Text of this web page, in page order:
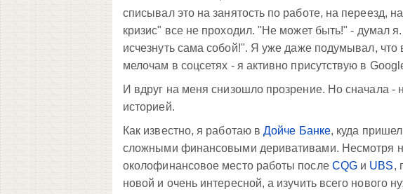
списывал это на занятость по работе, на переезд, на
кризис" все не проходил. "Не может быть!" - думал
исчезнуть сама собой!". Я уже даже подумывал, что
мелочам в соцсетях - я активно присутствую в
И вдруг на меня снизошло прозрение. Но сначала -
историей.
Как известно, я работаю вДойче Банке, куда
сложными финансовыми деривативами. Несмотря
околофинансовое место работы после CQG и UBS,
новой и очень интересной, а изучить всего нового